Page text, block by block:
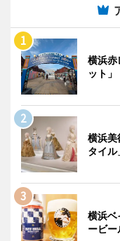
横浜赤
ット
横浜美
タイ
横浜
ービー